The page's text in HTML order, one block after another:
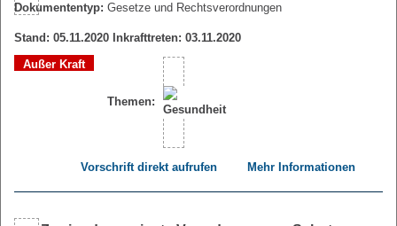
Dokumententyp: Gesetze und Rechtsverordnungen
Stand: 05.11.2020 Inkrafttreten: 03.11.2020
Außer Kraft
Themen:
Vorschrift direkt aufrufen Mehr Informationen